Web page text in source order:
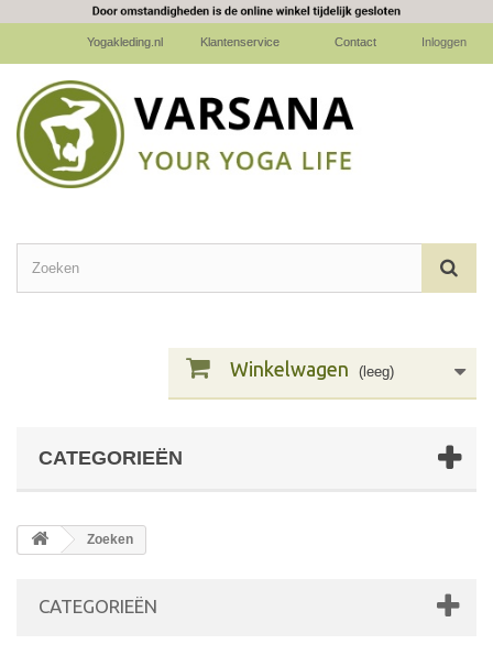
Inloggen
Contact
Klantenservice
Yogakleding.nl
Winkelwagen (leeg)
CATEGORIEËN
Zoeken
CATEGORIEËN